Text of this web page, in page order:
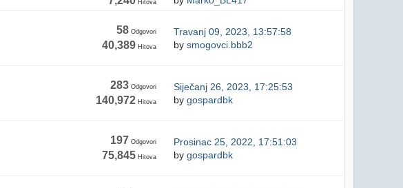
Hitova
58Odgovori
40,389Hitova
Travanj 09, 2023, 13:57:58
by smogovci.bbb2
283Odgovori
140,972Hitova
Siječanj 26, 2023, 17:25:53
by gospardbk
197 Odgovori
75,845Hitova
Prosinac 25, 2022, 17:51:03
by gospardbk